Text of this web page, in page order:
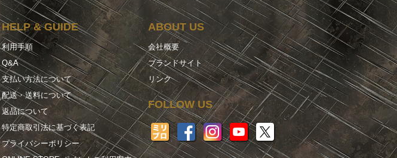
HELP & GUIDE
利用手順
Q&A
支払い方法について
配送・送料について
返品について
特定商取引法に基づく表記
プライバシーポリシー
ABOUT US
会社概要
ブランドサイト
リンク
FOLLOW US